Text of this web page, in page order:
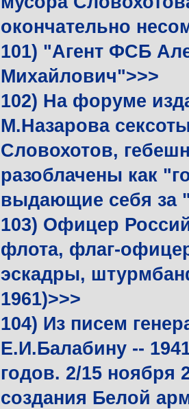
окончательно
101) "Агент ФСБ
Михайлович">>>
102) На форуме
М.Назарова
Словохотов,
разоблачены как
выдающие себя за
103) Офицер
флота, флаг-
эскадры,
1961)>>>
104) Из писем
Е.И.Балабину --
годов. 2/15 ноября
создания Белой